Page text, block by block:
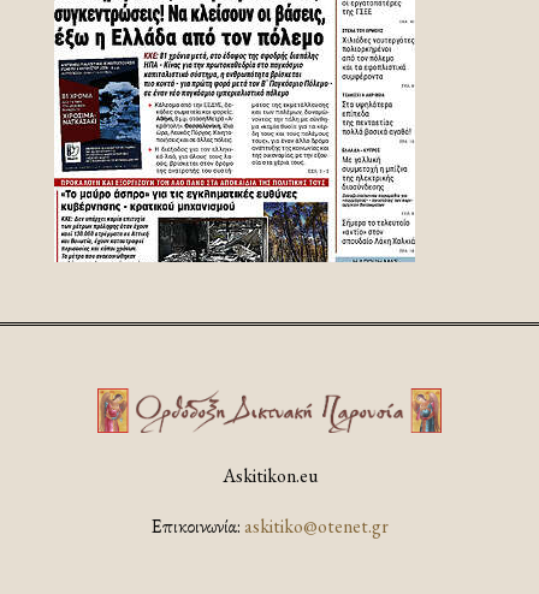
Askitikon.eu
Επικοινωνία:askitiko@otenet.gr